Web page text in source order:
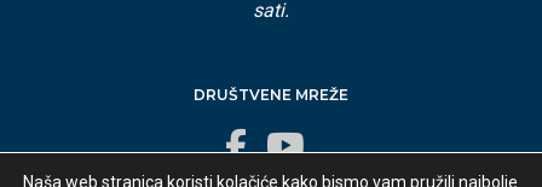
sati.
DRUŠTVENE MREŽE
Naša web stranica koristi kolačiće kako bismo vam pružili najbolje